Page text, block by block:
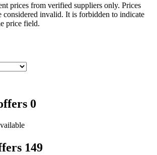
prices from verified suppliers only. Prices
considered invalid. It is forbidden to indicate
price field.
0
149